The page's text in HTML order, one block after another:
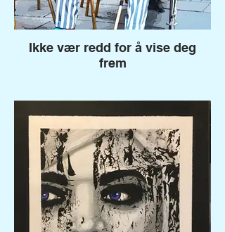
Ikke vær redd for å vise deg
frem